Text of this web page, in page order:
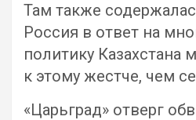
Там также
Россия в ответ на
политику Казахстана
к этому жестче, чем
«Царьград» отверг